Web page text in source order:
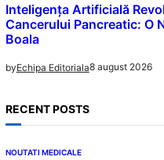
Inteligența Artificială
Cancerului Pancreatic: O
Boala
byEchipa Editoriala8 august 2026
RECENT POSTS
NOUTATI MEDICALE